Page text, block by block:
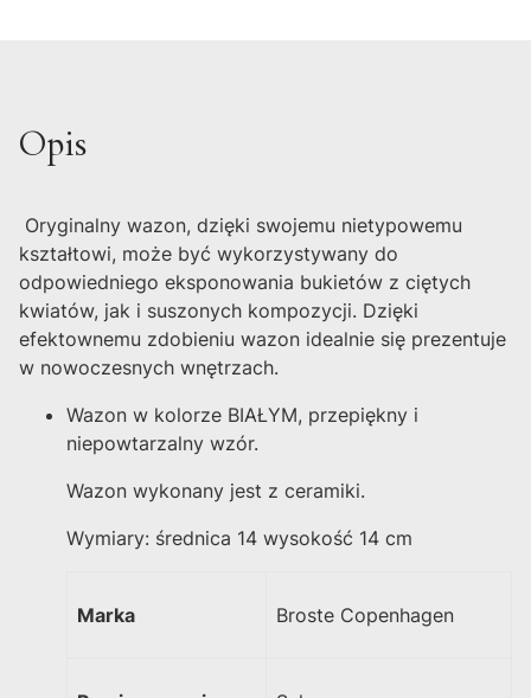
Opis
Oryginalny wazon, dzięki swojemu nietypowemu
kształtowi, może być wykorzystywany do
odpowiedniego eksponowania bukietów z ciętych
kwiatów, jak i suszonych kompozycji. Dzięki
efektownemu zdobieniu wazon idealnie się prezentuje
w nowoczesnych wnętrzach.
Wazon w kolorze BIAŁYM, przepiękny i
niepowtarzalny wzór.
Wazon wykonany jest z ceramiki.
Wymiary: średnica 14 wysokość 14 cm
Marka Broste Copenhagen